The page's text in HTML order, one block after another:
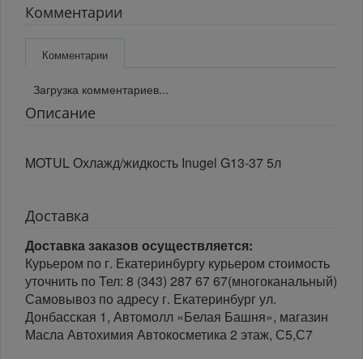
Комментарии
Комментарии
Загрузка комментариев...
Описание
MOTUL Охлажд/жидкость Inugel G13-37 5л
Доставка
Доставка заказов осуществляется:
Курьером по г. Екатеринбургу курьером стоимость
уточнить по Тел: 8 (343) 287 67 67(многоканальный)
Самовывоз по адресу г. Екатеринбург ул.
Донбасская 1, Автомолл «Белая Башня», магазин
Масла Автохимия Автокосметика 2 этаж, С5,С7